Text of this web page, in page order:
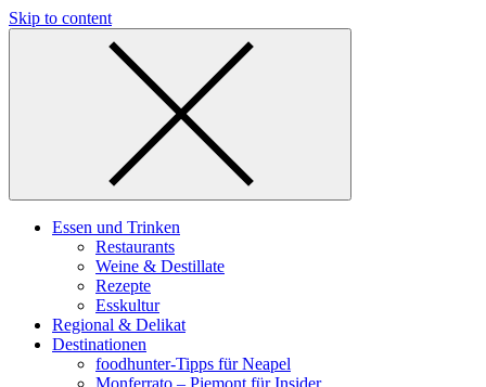
Skip to content
Essen und Trinken
Restaurants
Weine & Destillate
Rezepte
Esskultur
Regional & Delikat
Destinationen
foodhunter-Tipps für Neapel
Monferrato – Piemont für Insider